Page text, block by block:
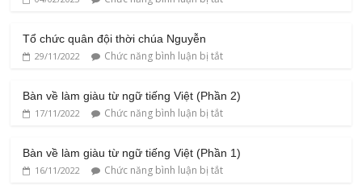
Tổ chức quân đội thời chúa Nguyễn
29/11/2022 Chức năng bình luận bị tắt
Bàn về làm giàu từ ngữ tiếng Việt (Phần 2)
17/11/2022 Chức năng bình luận bị tắt
Bàn về làm giàu từ ngữ tiếng Việt (Phần 1)
16/11/2022 Chức năng bình luận bị tắt